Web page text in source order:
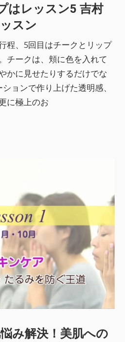
はレッスン5 吉村
スン
程、5回目はチークとリップ
チークは、頬に色を入れて
かに見せたりするだけでな
ョンで作り上げた透明感、
に極上のお
み解決！美肌への